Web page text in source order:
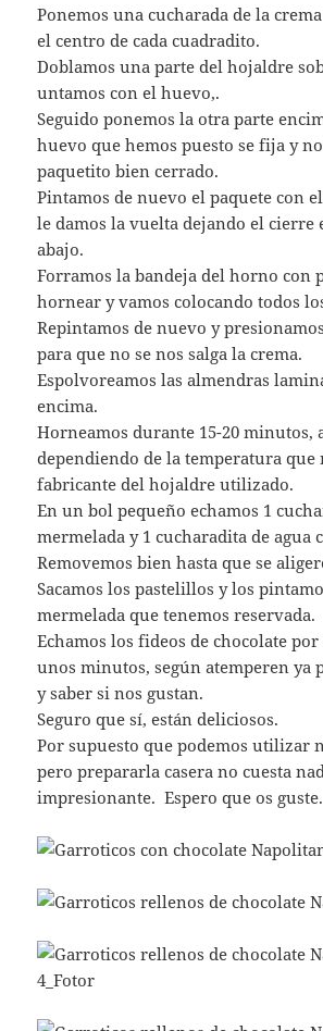
Ponemos una cucharada de la
el centro de cada cuadradito.
Doblamos una parte del hojaldre
untamos con el huevo,.
Seguido ponemos la otra parte
huevo que hemos puesto se fija y
paquetito bien cerrado.
Pintamos de nuevo el paquete con
le damos la vuelta dejando el cierre
abajo.
Forramos la bandeja del horno con
hornear y vamos colocando todos
Repintamos de nuevo y
para que no se nos salga la crema.
Espolvoreamos las almendras
encima.
Horneamos durante 15-20 minutos, a
dependiendo de la temperatura que
fabricante del hojaldre utilizado.
En un bol pequeño echamos 1
mermelada y 1 cucharadita de agua
Removemos bien hasta que se
Sacamos los pastelillos y los
mermelada que tenemos reservada.
Echamos los fideos de chocolate por
unos minutos, según atemperen ya
y saber si nos gustan.
Seguro que sí, están deliciosos.
Por supuesto que podemos utilizar
pero prepararla casera no cuesta
impresionante. Espero que os guste.